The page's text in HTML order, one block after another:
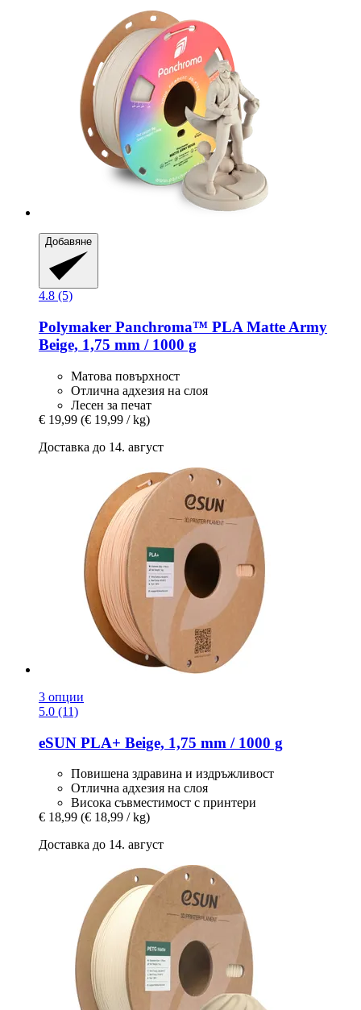
Добавяне
4.8 (5)
Polymaker Panchroma™ PLA Matte Army
Beige, 1,75 mm / 1000 g
Матова повърхност
Отлична адхезия на слоя
Лесен за печат
€ 19,99 (€ 19,99 / kg)
Доставка до 14. август
3 опции
5.0 (11)
eSUN PLA+ Beige, 1,75 mm / 1000 g
Повишена здравина и издръжливост
Отлична адхезия на слоя
Висока съвместимост с принтери
€ 18,99 (€ 18,99 / kg)
Доставка до 14. август